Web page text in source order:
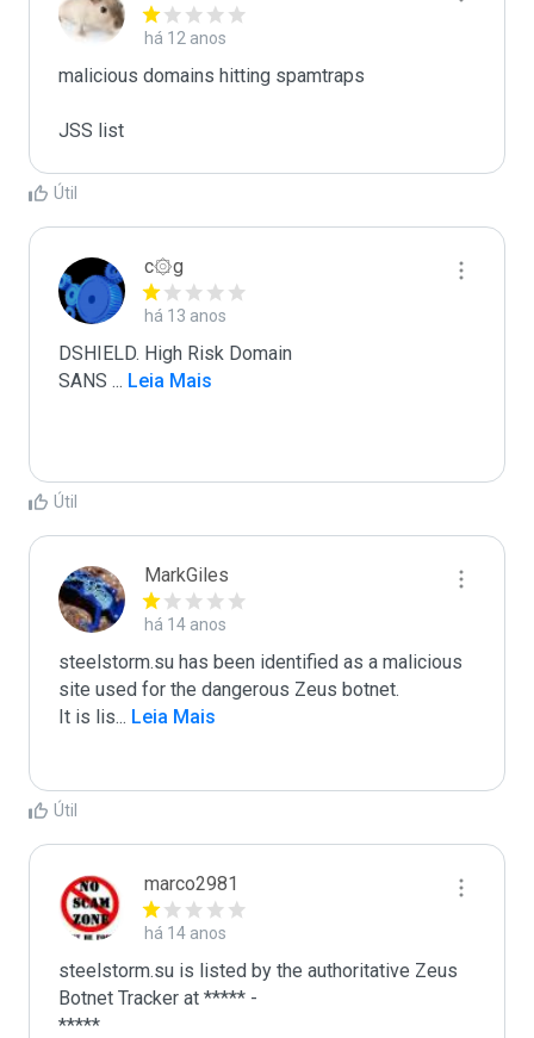
há 12 anos
malicious domains hitting spamtraps
JSS list
Útil
c۞g
há 13 anos
DSHIELD. High Risk Domain
SANS ... Leia Mais
Útil
MarkGiles
há 14 anos
steelstorm.su has been identified as a malicious
site used for the dangerous Zeus botnet.
It is lis... Leia Mais
Útil
marco2981
há 14 anos
steelstorm.su is listed by the authoritative Zeus
Botnet Tracker at ***** -
*****